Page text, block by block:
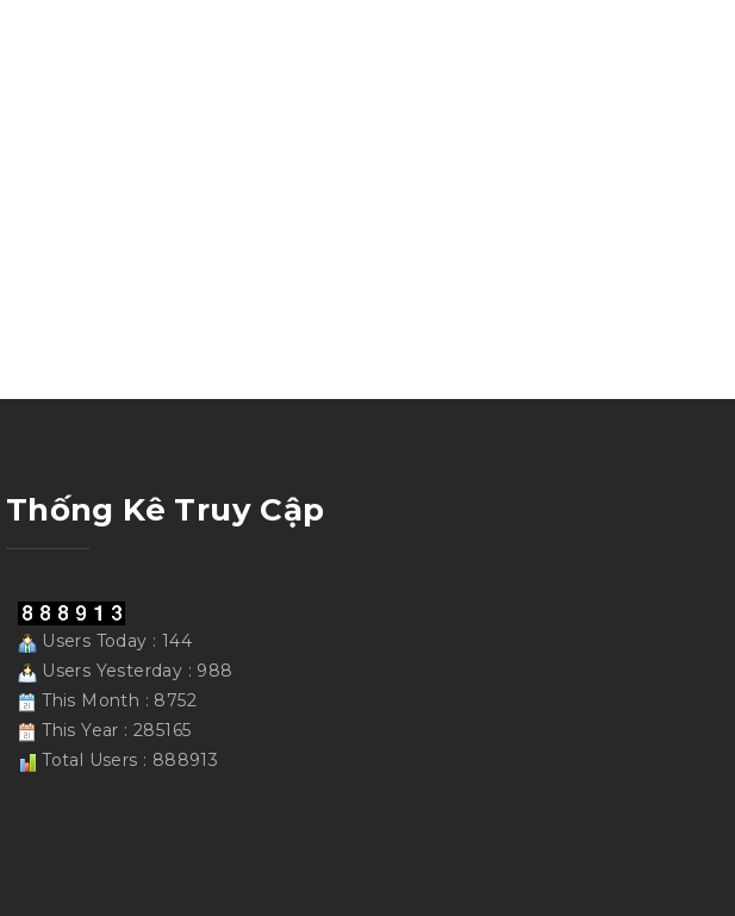
Thống Kê Truy Cập
Users Today : 144
Users Yesterday : 988
This Month : 8752
This Year : 285165
Total Users : 888913